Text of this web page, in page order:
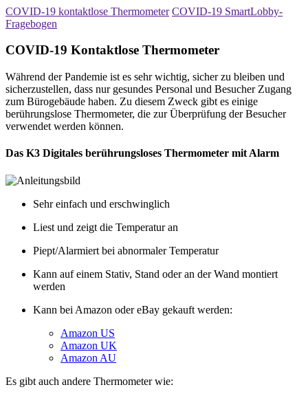
COVID-19 kontaktlose Thermometer COVID-19 SmartLobby-
Fragebogen
COVID-19 Kontaktlose Thermometer
Während der Pandemie ist es sehr wichtig, sicher zu bleiben und
sicherzustellen, dass nur gesundes Personal und Besucher Zugang
zum Bürogebäude haben. Zu diesem Zweck gibt es einige
berührungslose Thermometer, die zur Überprüfung der Besucher
verwendet werden können.
Das K3 Digitales berührungsloses Thermometer mit Alarm
Sehr einfach und erschwinglich
Liest und zeigt die Temperatur an
Piept/Alarmiert bei abnormaler Temperatur
Kann auf einem Stativ, Stand oder an der Wand montiert
werden
Kann bei Amazon oder eBay gekauft werden:
Amazon US
Amazon UK
Amazon AU
Es gibt auch andere Thermometer wie: